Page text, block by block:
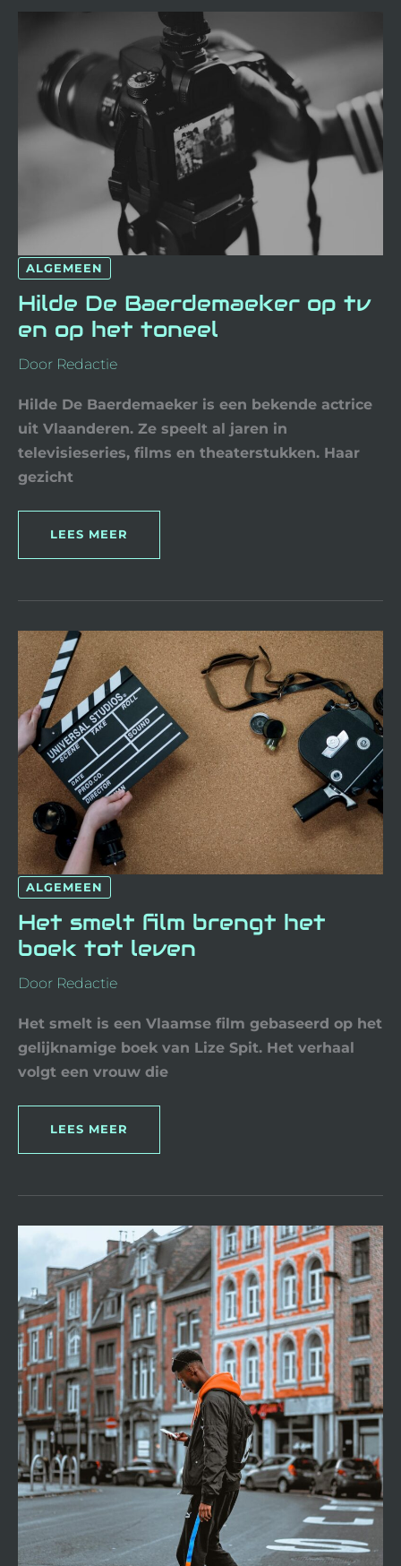
ALGEMEEN
Hilde De Baerdemaeker op tv
en op het toneel
Door Redactie
Hilde De Baerdemaeker is een bekende actrice
uit Vlaanderen. Ze speelt al jaren in
televisieseries, films en theaterstukken. Haar
gezicht
HILDE
BAERDEMAEKER
OP
TV
EN
OP
HET
TONEEL
LEES MEER
ALGEMEEN
Het smelt film brengt het
boek tot leven
Door Redactie
Het smelt is een Vlaamse film gebaseerd op het
gelijknamige boek van Lize Spit. Het verhaal
volgt een vrouw die
HET
SMELT
FILM
BRENGT
HET
BOEK
TOT
LEVEN
LEES MEER
ILSE
UYTTERSPROT
BLIJVEND
EERBETOON
AAN
DE
VOORMALIGE
BURGEMEESTER